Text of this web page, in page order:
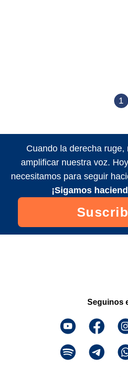
1
Cuando la derecha ruge,
amplificar nuestra voz.
necesitamos para seguir
¡Sigamos
Seguinos